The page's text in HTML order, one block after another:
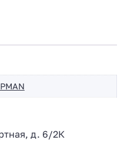
д. 6/2К